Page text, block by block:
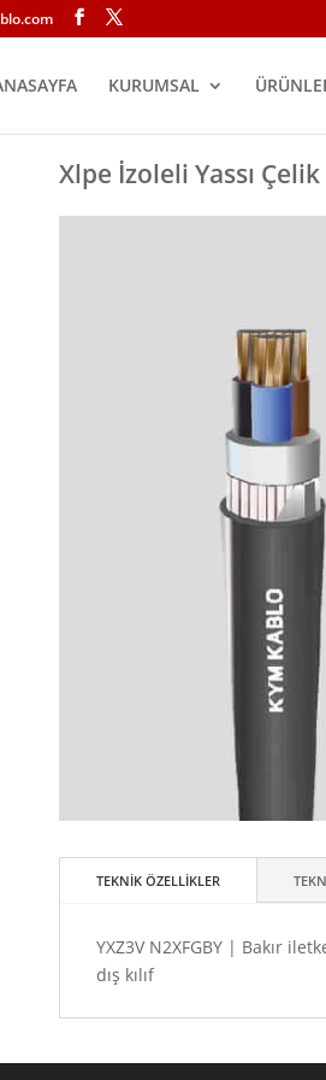
KURUMSAL
Xlpe İzoleli Yassı
TEKNİK ÖZELLİKLER
YXZ3V N2XFGBY | Bakır
dış kılıf